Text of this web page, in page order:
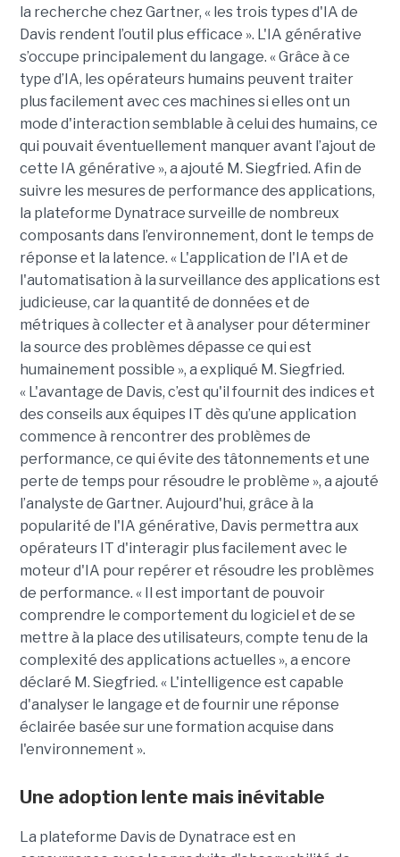
la recherche chez Gartner, « les trois types d'IA de
Davis rendent l’outil plus efficace ». L'IA générative
s’occupe principalement du langage. « Grâce à ce
type d’IA, les opérateurs humains peuvent traiter
plus facilement avec ces machines si elles ont un
mode d'interaction semblable à celui des humains, ce
qui pouvait éventuellement manquer avant l’ajout de
cette IA générative », a ajouté M. Siegfried. Afin de
suivre les mesures de performance des applications,
la plateforme Dynatrace surveille de nombreux
composants dans l’environnement, dont le temps de
réponse et la latence. « L'application de l'IA et de
l'automatisation à la surveillance des applications est
judicieuse, car la quantité de données et de
métriques à collecter et à analyser pour déterminer
la source des problèmes dépasse ce qui est
humainement possible », a expliqué M. Siegfried.
« L'avantage de Davis, c’est qu'il fournit des indices et
des conseils aux équipes IT dès qu’une application
commence à rencontrer des problèmes de
performance, ce qui évite des tâtonnements et une
perte de temps pour résoudre le problème », a ajouté
l’analyste de Gartner. Aujourd'hui, grâce à la
popularité de l'IA générative, Davis permettra aux
opérateurs IT d'interagir plus facilement avec le
moteur d'IA pour repérer et résoudre les problèmes
de performance. « Il est important de pouvoir
comprendre le comportement du logiciel et de se
mettre à la place des utilisateurs, compte tenu de la
complexité des applications actuelles », a encore
déclaré M. Siegfried. « L'intelligence est capable
d'analyser le langage et de fournir une réponse
éclairée basée sur une formation acquise dans
l'environnement ».
Une adoption lente mais inévitable
La plateforme Davis de Dynatrace est en